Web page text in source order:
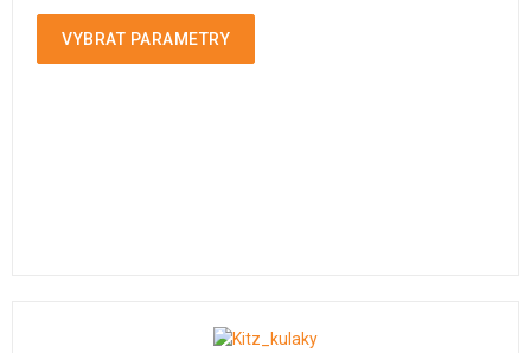
VYBRAT PARAMETRY